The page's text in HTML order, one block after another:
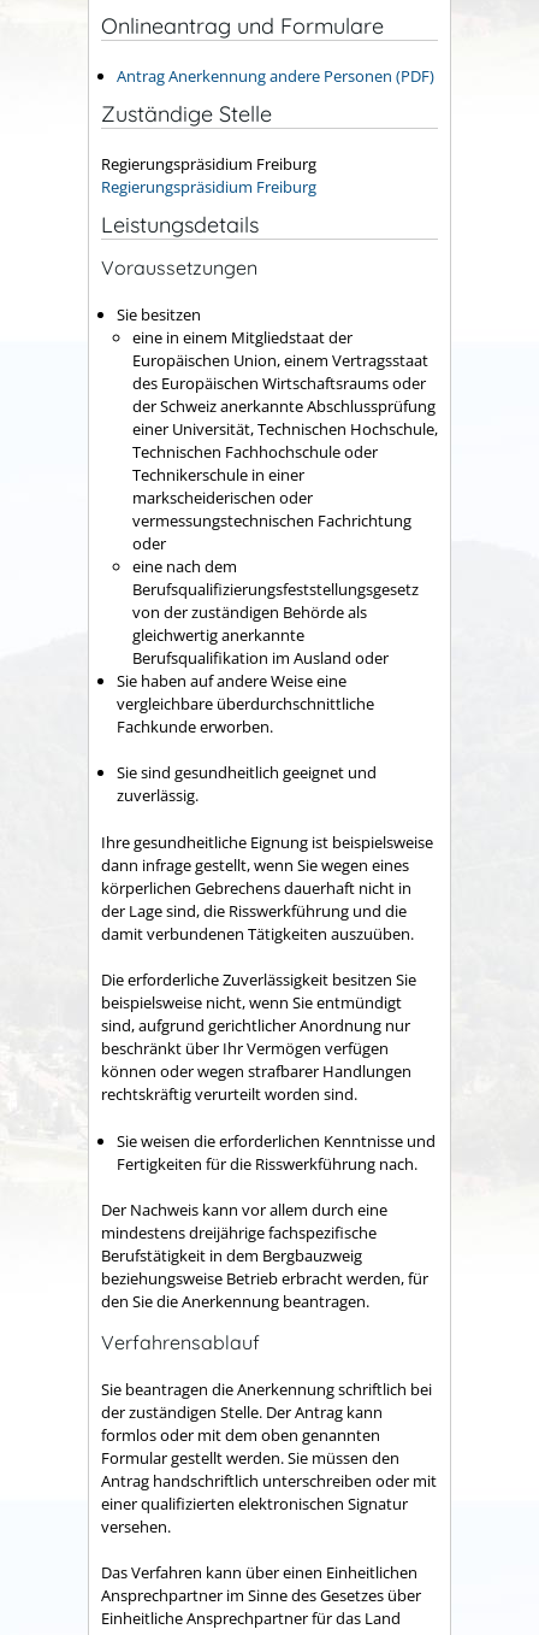
Onlineantrag und Formulare
Antrag Anerkennung andere Personen (PDF)
Zuständige Stelle
Regierungspräsidium Freiburg
Regierungspräsidium Freiburg
Leistungsdetails
Voraussetzungen
Sie besitzen
eine in einem Mitgliedstaat der
Europäischen Union, einem Vertragsstaat
des Europäischen Wirtschaftsraums oder
der Schweiz anerkannte Abschlussprüfung
einer Universität, Technischen Hochschule,
Technischen Fachhochschule oder
Technikerschule in einer
markscheiderischen oder
vermessungstechnischen Fachrichtung
oder
eine nach dem
Berufsqualifizierungsfeststellungsgesetz
von der zuständigen Behörde als
gleichwertig anerkannte
Berufsqualifikation im Ausland oder
Sie haben auf andere Weise eine
vergleichbare überdurchschnittliche
Fachkunde erworben.
Sie sind gesundheitlich geeignet und
zuverlässig.
Ihre gesundheitliche Eignung ist beispielsweise
dann infrage gestellt, wenn Sie wegen eines
körperlichen Gebrechens dauerhaft nicht in
der Lage sind, die Risswerkführung und die
damit verbundenen Tätigkeiten auszuüben.
Die erforderliche Zuverlässigkeit besitzen Sie
beispielsweise nicht, wenn Sie entmündigt
sind, aufgrund gerichtlicher Anordnung nur
beschränkt über Ihr Vermögen verfügen
können oder wegen strafbarer Handlungen
rechtskräftig verurteilt worden sind.
Sie weisen die erforderlichen Kenntnisse und
Fertigkeiten für die Risswerkführung nach.
Der Nachweis kann vor allem durch eine
mindestens dreijährige fachspezifische
Berufstätigkeit in dem Bergbauzweig
beziehungsweise Betrieb erbracht werden, für
den Sie die Anerkennung beantragen.
Verfahrensablauf
Sie beantragen die Anerkennung schriftlich bei
der zuständigen Stelle. Der Antrag kann
formlos oder mit dem oben genannten
Formular gestellt werden. Sie müssen den
Antrag handschriftlich unterschreiben oder mit
einer qualifizierten elektronischen Signatur
versehen.
Das Verfahren kann über einen Einheitlichen
Ansprechpartner im Sinne des Gesetzes über
Einheitliche Ansprechpartner für das Land